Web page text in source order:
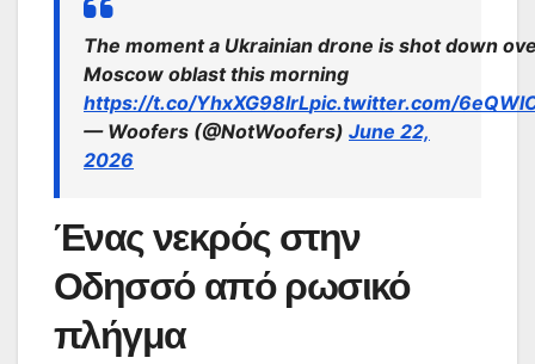
The moment a Ukrainian drone is shot down
Moscow oblast this morning
https://t.co/YhxXG98lrLpic.twitter.com/
— Woofers (@NotWoofers) June 22,
2026
Ένας νεκρός στην
Οδησσό από ρωσικό
πλήγμα